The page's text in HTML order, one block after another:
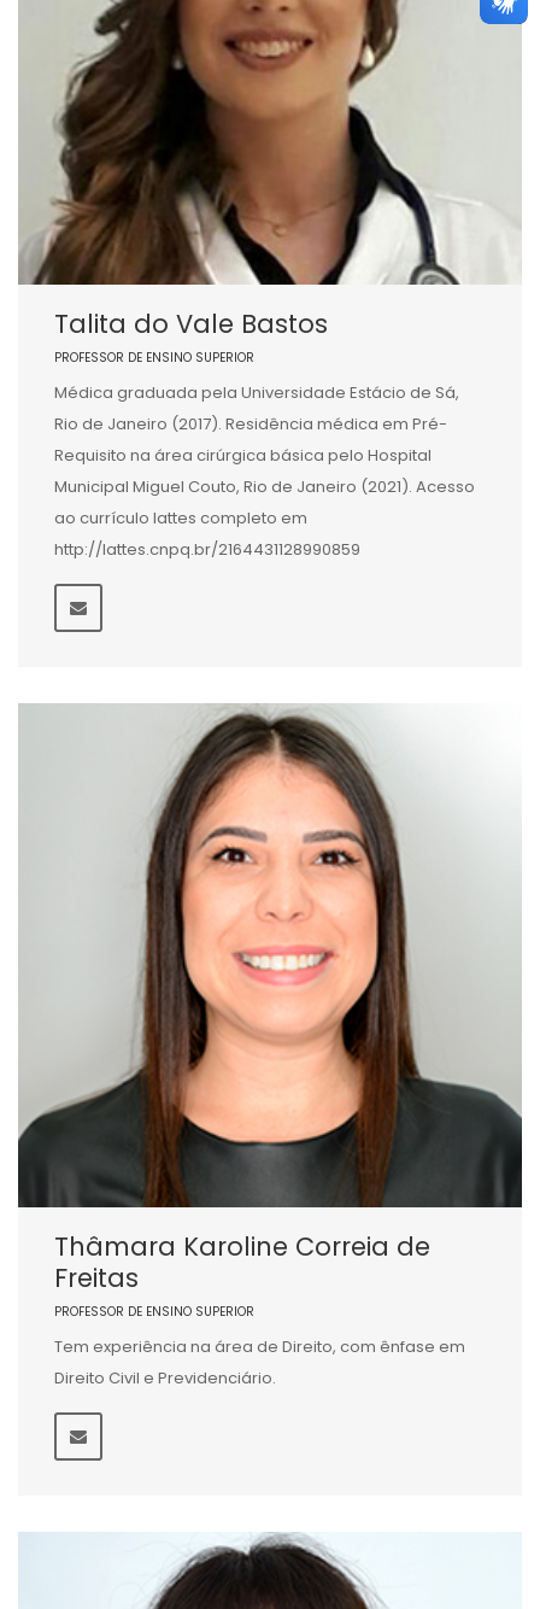
Talita do Vale Bastos
PROFESSOR DE ENSINO SUPERIOR
Médica graduada pela Universidade Estácio de Sá,
Rio de Janeiro (2017). Residência médica em Pré-
Requisito na área cirúrgica básica pelo Hospital
Municipal Miguel Couto, Rio de Janeiro (2021). Acesso
ao currículo lattes completo em
http://lattes.cnpq.br/2164431128990859
Thâmara Karoline Correia de
Freitas
PROFESSOR DE ENSINO SUPERIOR
Tem experiência na área de Direito, com ênfase em
Direito Civil e Previdenciário.